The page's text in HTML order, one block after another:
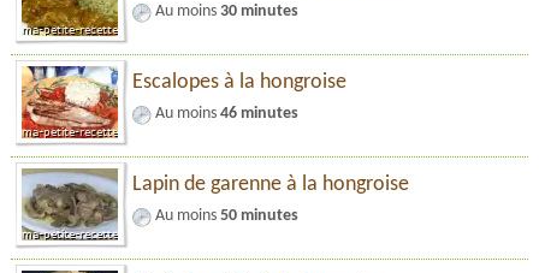
Au moins 30 minutes
Escalopes à la hongroise
Au moins 46 minutes
Lapin de garenne à la hongroise
Au moins 50 minutes